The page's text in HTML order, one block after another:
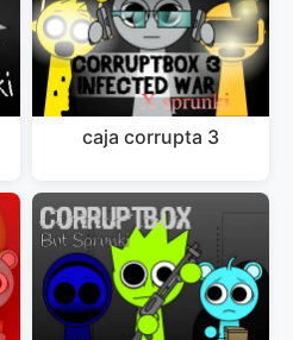
caja corrupta 3